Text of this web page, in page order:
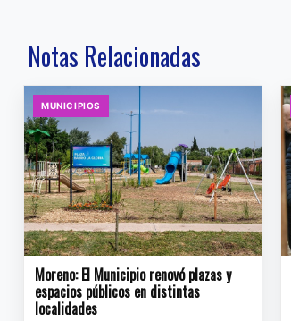
Notas Relacionadas
MUNICIPIOS
Moreno: El Municipio renovó plazas y
espacios públicos en distintas
localidades